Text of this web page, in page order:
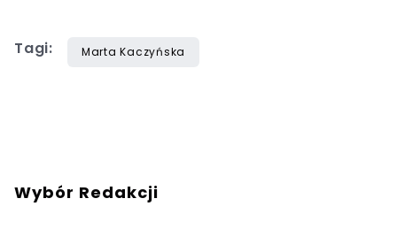
Tagi: Marta Kaczyńska
Wybór Redakcji